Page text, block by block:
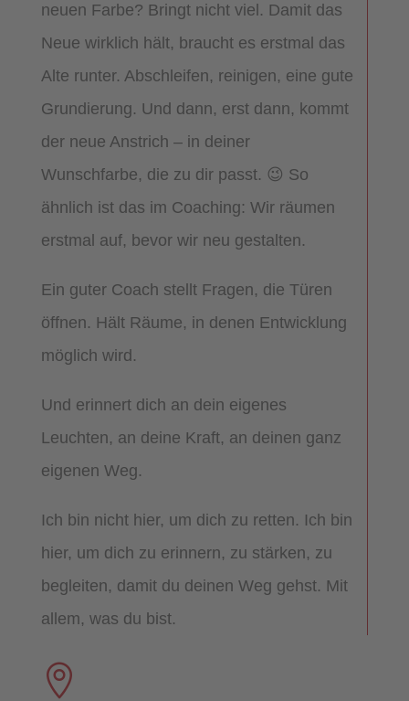
neuen Farbe? Bringt nicht viel. Damit das
Neue wirklich hält, braucht es erstmal das
Alte runter. Abschleifen, reinigen, eine gute
Grundierung. Und dann, erst dann, kommt
der neue Anstrich – in deiner
Wunschfarbe, die zu dir passt. 😉 So
ähnlich ist das im Coaching: Wir räumen
erstmal auf, bevor wir neu gestalten.
Ein guter Coach stellt Fragen, die Türen
öffnen. Hält Räume, in denen Entwicklung
möglich wird.
Und erinnert dich an dein eigenes
Leuchten, an deine Kraft, an deinen ganz
eigenen Weg.
Ich bin nicht hier, um dich zu retten. Ich bin
hier, um dich zu erinnern, zu stärken, zu
begleiten, damit du deinen Weg gehst. Mit
allem, was du bist.
